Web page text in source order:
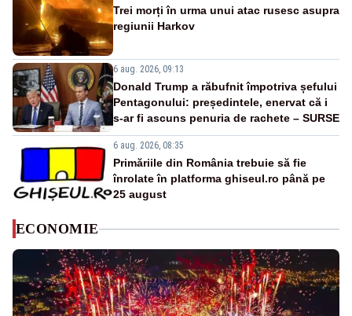
Trei morți în urma unui atac rusesc asupra
regiunii Harkov
6 aug. 2026, 09:13
Donald Trump a răbufnit împotriva șefului
Pentagonului: președintele, enervat că i
s-ar fi ascuns penuria de rachete – SURSE
6 aug. 2026, 08:35
Primăriile din România trebuie să fie
înrolate în platforma ghiseul.ro până pe
25 august
ECONOMIE